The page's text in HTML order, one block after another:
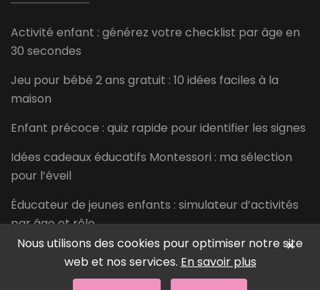
Activité enfant : générez votre checklist par âge en
30 secondes
Jeu pour bébé 2 ans gratuit : 10 idées faciles à la
maison
Enfant précoce : quiz rapide pour identifier les signes
Idées cadeaux éducatifs Montessori : ma sélection
pour l’éveil
Éducateur de jeunes enfants : simulateur d’activités
par âge et rôle
×
Nous utilisons des cookies pour optimiser notre site
web et nos services. En savoir plus